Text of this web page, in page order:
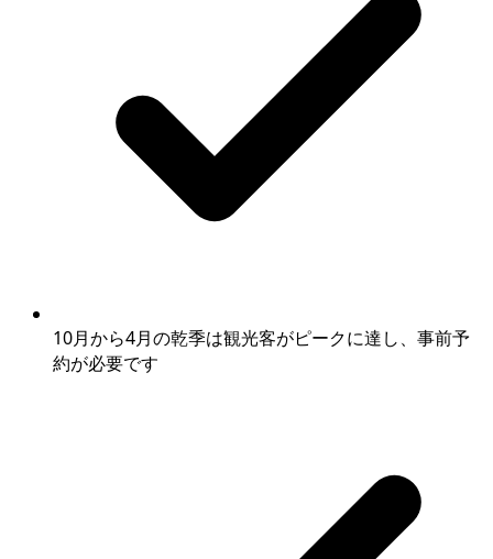
10月から4月の乾季は観光客がピークに達し、事前予
約が必要です